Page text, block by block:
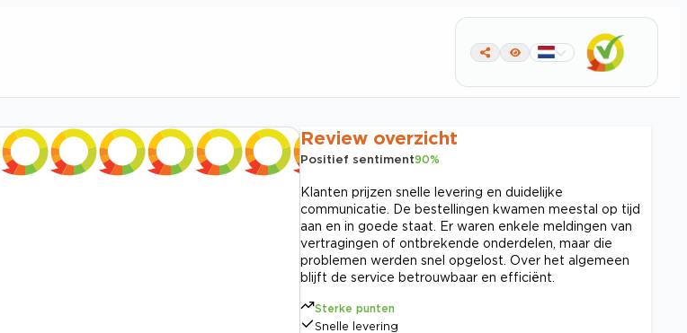
Review overzicht
Positief sentiment90%
Klanten prijzen snelle levering en duidelijke
communicatie. De bestellingen kwamen meestal op tijd
aan en in goede staat. Er waren enkele meldingen van
vertragingen of ontbrekende onderdelen, maar die
problemen werden snel opgelost. Over het algemeen
blijft de service betrouwbaar en efficiënt.
Sterke punten
Snelle levering